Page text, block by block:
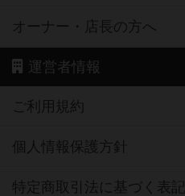
オーナー・店長の方へ
運営者情報
ご利用規約
個人情報保護方針
特定商取引法に基づく表記